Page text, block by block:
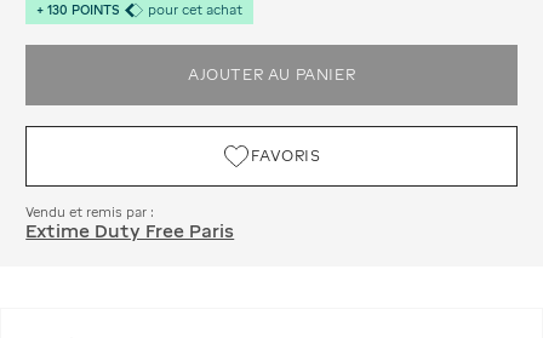
+ 130 POINTS pour cet achat
AJOUTER AU PANIER
FAVORIS
Vendu et remis par :
Extime Duty Free Paris